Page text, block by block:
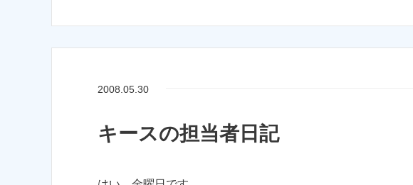
2008.05.30
キースの担当者日記